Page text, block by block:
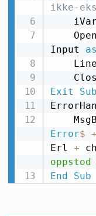
ikke-
Input as
Exit
Sub
Error$ +
Erl +
End
Sub